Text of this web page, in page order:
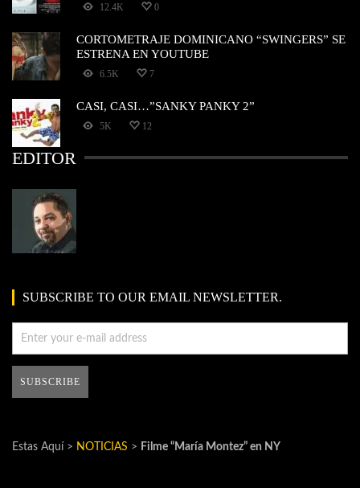
12.4K 0
CORTOMETRAJE DOMINICANO “SWINGERS” SE
ESTRENA EN YOUTUBE
6.5K 7
CASI, CASI…”SANKY PANKY 2”
5K 12
EDITOR
SUBSCRIBE TO OUR EMAIL NEWSLETTER.
Estas Aquí > NOTICIAS > Filme “María Montez” en NY